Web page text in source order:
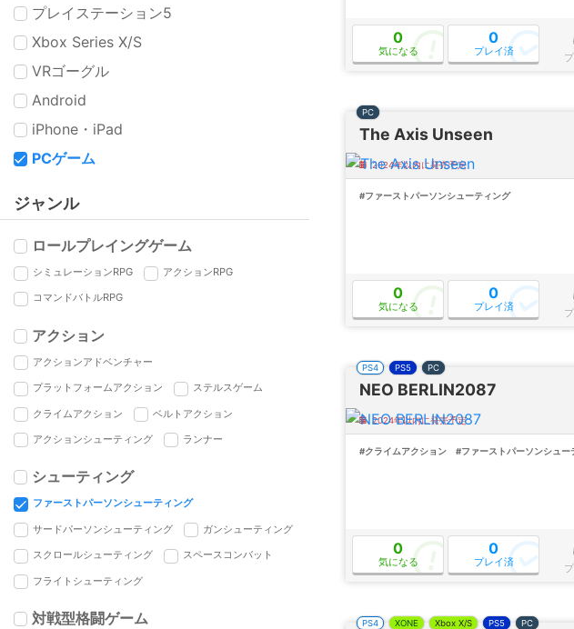
0
気になる
0
プレイ済
The Axis Unseen
PC
2024年以内に発売予定
#ファーストパーソンシューティング
0
気になる
0
プレイ済
NEO BERLIN2087
PS4 PS5 PC
2024年以内に発売予定
#クライムアクション #ファーストパーソンシュー
0
気になる
0
プレイ済
PS4 XONE Xbox X/S PS5 PC
プレイステーション5
Xbox Series X/S
VRゴーグル
Android
iPhone・iPad
PCゲーム
ジャンル
ロールプレイングゲーム
シミュレーションRPG アクションRPG
コマンドバトルRPG
アクション
アクションアドベンチャー
プラットフォームアクション ステルスゲーム
クライムアクション ベルトアクション
アクションシューティング ランナー
シューティング
ファーストパーソンシューティング
サードパーソンシューティング ガンシューティング
スクロールシューティング スペースコンバット
フライトシューティング
対戦型格闘ゲーム